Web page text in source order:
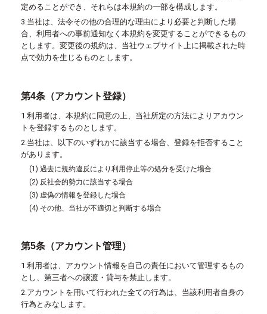
定めることができ、それらは本規約の一部を構成します。
3.当社は、法令その他の合理的な理由により必要と判断した場
合、利用者への事前通知なく本規約を変更することができるもの
とします。変更後の規約は、当社ウェブサイト上に掲載された時
点で効力を生じるものとします。
第4条（アカウント登録）
1.利用者は、本規約に同意の上、当社所定の方法によりアカウン
トを登録するものとします。
2.当社は、以下のいずれかに該当する場合、登録を拒否すること
があります。
(1) 過去に規約違反により利用停止等の処分を受けた場合
(2) 反社会的勢力に該当する場合
(3) 虚偽の情報を登録した場合
(4) その他、当社が不適切と判断する場合
第5条（アカウント管理）
1.利用者は、アカウント情報を自己の責任において管理するもの
とし、第三者への譲渡・貸与を禁止します。
2.アカウントを用いて行われた全ての行為は、当該利用者自身の
行為とみなします。